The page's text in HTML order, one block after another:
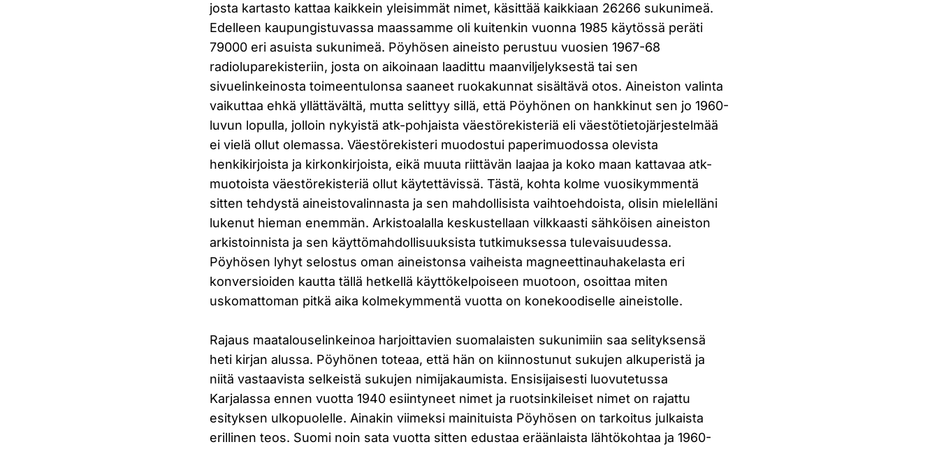
josta kartasto kattaa kaikkein yleisimmät nimet, käsittää kaikkiaan 26266 sukunimeä.
Edelleen kaupungistuvassa maassamme oli kuitenkin vuonna 1985 käytössä peräti
79000 eri asuista sukunimeä. Pöyhösen aineisto perustuu vuosien 1967-68
radioluparekisteriin, josta on aikoinaan laadittu maanviljelyksestä tai sen
sivuelinkeinosta toimeentulonsa saaneet ruokakunnat sisältävä otos. Aineiston valinta
vaikuttaa ehkä yllättävältä, mutta selittyy sillä, että Pöyhönen on hankkinut sen jo 1960-
luvun lopulla, jolloin nykyistä atk-pohjaista väestörekisteriä eli väestötietojärjestelmää
ei vielä ollut olemassa. Väestörekisteri muodostui paperimuodossa olevista
henkikirjoista ja kirkonkirjoista, eikä muuta riittävän laajaa ja koko maan kattavaa atk-
muotoista väestörekisteriä ollut käytettävissä. Tästä, kohta kolme vuosikymmentä
sitten tehdystä aineistovalinnasta ja sen mahdollisista vaihtoehdoista, olisin mielelläni
lukenut hieman enemmän. Arkistoalalla keskustellaan vilkkaasti sähköisen aineiston
arkistoinnista ja sen käyttömahdollisuuksista tutkimuksessa tulevaisuudessa.
Pöyhösen lyhyt selostus oman aineistonsa vaiheista magneettinauhakelasta eri
konversioiden kautta tällä hetkellä käyttökelpoiseen muotoon, osoittaa miten
uskomattoman pitkä aika kolmekymmentä vuotta on konekoodiselle aineistolle.
Rajaus maatalouselinkeinoa harjoittavien suomalaisten sukunimiin saa selityksensä
heti kirjan alussa. Pöyhönen toteaa, että hän on kiinnostunut sukujen alkuperistä ja
niitä vastaavista selkeistä sukujen nimijakaumista. Ensisijaisesti luovutetussa
Karjalassa ennen vuotta 1940 esiintyneet nimet ja ruotsinkileiset nimet on rajattu
esityksen ulkopuolelle. Ainakin viimeksi mainituista Pöyhösen on tarkoitus julkaista
erillinen teos. Suomi noin sata vuotta sitten edustaa eräänlaista lähtökohtaa ja 1960-